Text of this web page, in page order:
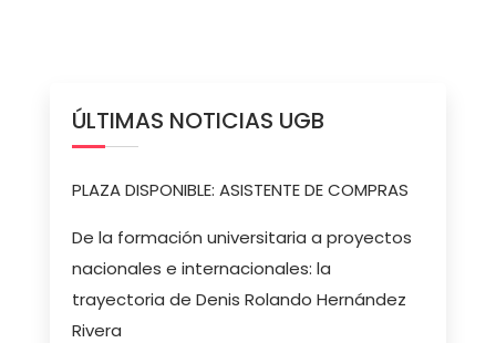
ÚLTIMAS NOTICIAS UGB
PLAZA DISPONIBLE: ASISTENTE DE COMPRAS
De la formación universitaria a proyectos
nacionales e internacionales: la
trayectoria de Denis Rolando Hernández
Rivera